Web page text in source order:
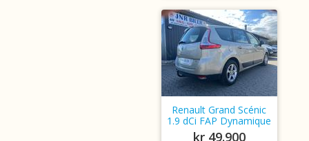
Renault Grand Scénic
1.9 dCi FAP Dynamique
kr 49.900